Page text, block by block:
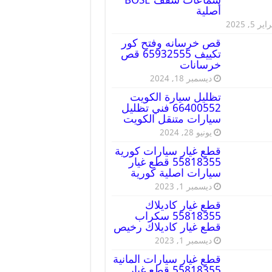
أصلية
5, 2025
قص خرسانه وفتح كور
تكييف 65932555 قص
خرسانات
ديسمبر 18, 2024
تظليل سيارة الكويت
66400552 فني تظليل
سيارات متنقل الكويت
يونيو 28, 2024
قطع غيار سيارات كورية
55818355 قطع غيار
سيارات اصلية كورية
ديسمبر 1, 2023
قطع غيار كاديلاك
55818355 سكراب
قطع غيار كاديلاك رخيص
ديسمبر 1, 2023
قطع غيار سيارات المانية